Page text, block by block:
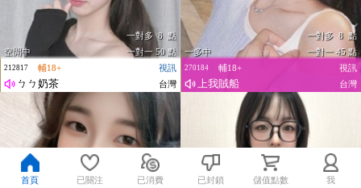
空閒中
一對多 8 點
一對一 50 點
輔18+
視訊
212817
ㄅㄅ奶茶 台灣
一多中
一對多 8 點
一對一 45 點
輔18+
視訊
270184
上我賊船 台灣
首頁 已關注 已消費 已封鎖 儲值點數 我